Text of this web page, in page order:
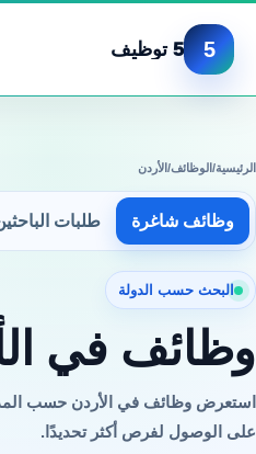
5 5 توظيف
الرئيسية/الوظائف/الأردن
وظائف شاغرة طلبات
البحث حسب الدولة
وظائف في
استعرض وظائف في الأردن حسب
على الوصول لفرص أكثر تحديدًا.